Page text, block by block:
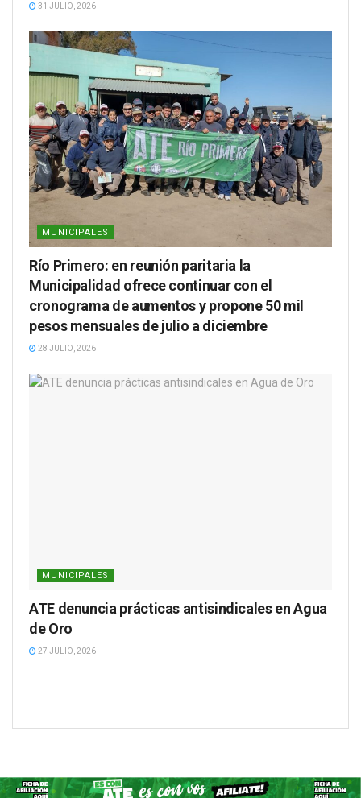
31 JULIO, 2026
MUNICIPALES
Río Primero: en reunión paritaria la
Municipalidad ofrece continuar con el
cronograma de aumentos y propone 50 mil
pesos mensuales de julio a diciembre
28 JULIO, 2026
MUNICIPALES
ATE denuncia prácticas antisindicales en Agua
de Oro
27 JULIO, 2026